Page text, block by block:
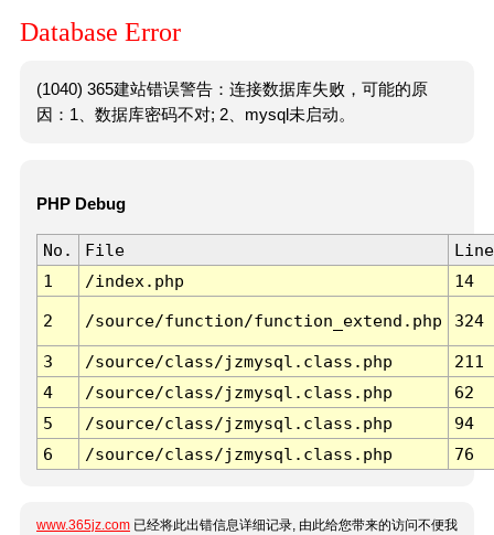
Database Error
(1040) 365建站错误警告：连接数据库失败，可能的原
因：1、数据库密码不对; 2、mysql未启动。
PHP Debug
No. File
Line
1
/index.php 14
2 /source/function/function_extend.php 324
3 /source/class/jzmysql.class.php
211
4
/source/class/jzmysql.class.php
62
5
/source/class/jzmysql.class.php
94
6
/source/class/jzmysql.class.php 76
www.365jz.com 已经将此出错信息详细记录, 由此给您带来的访问不便我